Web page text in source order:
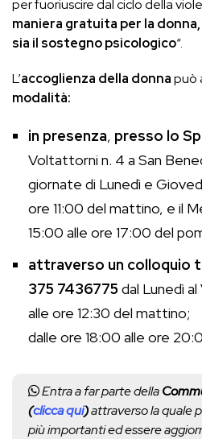
per fuoriuscire dal ciclo della
maniera gratuita per la
sia il sostegno psicologico“.
L’accoglienza della donnapuò
modalità:
in presenza, presso lo
Voltattorni n. 4 a San
giornate di Lunedì e
ore 11:00 del mattino, e il
15:00 alle ore 17:00 del
attraverso un colloquio
375 7436775 dal Lunedì
alle ore 12:30 del mattino;
dalle ore 18:00 alle ore
Entra a far parte della
(clicca qui)attraverso la quale
più importanti ed essere